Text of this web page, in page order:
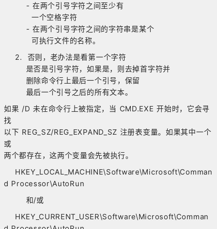
- 在两个引号字符之间至少有
一个空格字符
- 在两个引号字符之间的字符串是某个
可执行文件的名称。
2. 否则，老办法是看第一个字符
是否是引号字符，如果是，则去掉首字符并
删除命令行上最后一个引号，保留
最后一个引号之后的所有文本。
如果 /D 未在命令行上被指定，当 CMD.EXE 开始时，它会寻
找
以下 REG_SZ/REG_EXPAND_SZ 注册表变量。如果其中一个
或
两个都存在，这两个变量会先被执行。
HKEY_LOCAL_MACHINE\Software\Microsoft\Comman
d Processor\AutoRun
和/或
HKEY_CURRENT_USER\Software\Microsoft\Comman